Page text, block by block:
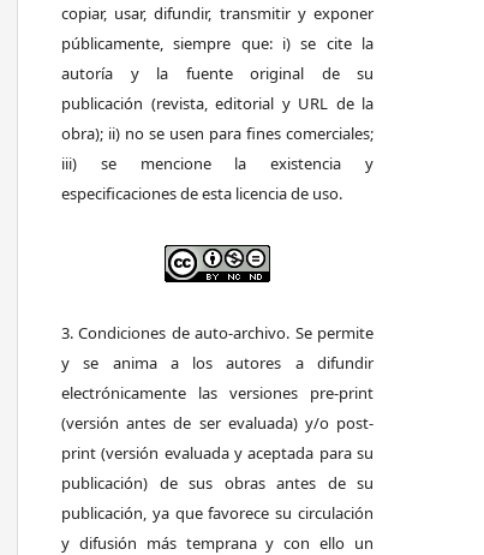
copiar, usar, difundir, transmitir y exponer
públicamente, siempre que: i) se cite la
autoría y la fuente original de su
publicación (revista, editorial y URL de la
obra); ii) no se usen para fines comerciales;
iii) se mencione la existencia y
especificaciones de esta licencia de uso.
3. Condiciones de auto-archivo. Se permite
y se anima a los autores a difundir
electrónicamente las versiones pre-print
(versión antes de ser evaluada) y/o post-
print (versión evaluada y aceptada para su
publicación) de sus obras antes de su
publicación, ya que favorece su circulación
y difusión más temprana y con ello un